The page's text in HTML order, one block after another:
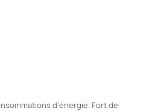
d’énergie. Fort de